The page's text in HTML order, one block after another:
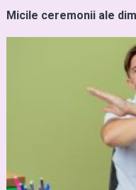
Micile ceremonii ale